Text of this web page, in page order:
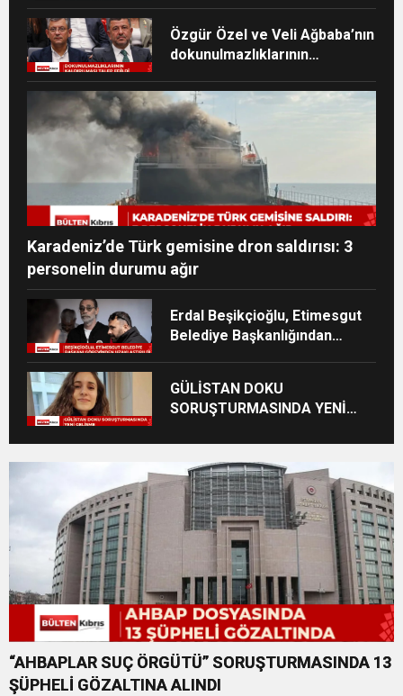
Özgür Özel ve Veli Ağbaba’nın
dokunulmazlıklarının
Karadeniz’de Türk gemisine dron saldırısı: 3
personelin durumu ağır
Erdal Beşikçioğlu, Etimesgut
Belediye Başkanlığından
GÜLİSTAN DOKU
SORUŞTURMASINDA YENİ
VALİSİ FARKLI SUÇLARDAN
DA TUTUKLANDI
“AHBAPLAR SUÇ ÖRGÜTÜ” SORUŞTURMASINDA 13
ŞÜPHELİ GÖZALTINA ALINDI